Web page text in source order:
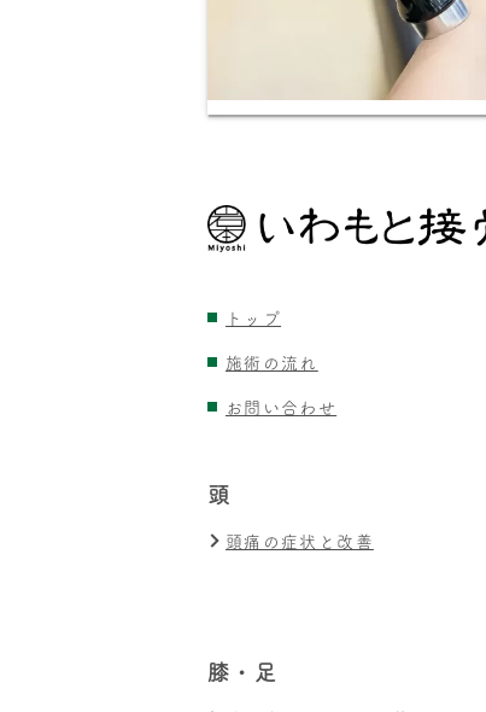
トップ
施術の流れ
お問い合わせ
頭
頭痛の症状と改善
膝・足